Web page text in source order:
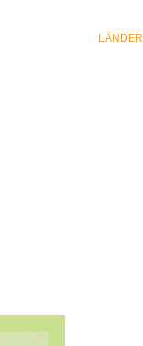
LÄNDER